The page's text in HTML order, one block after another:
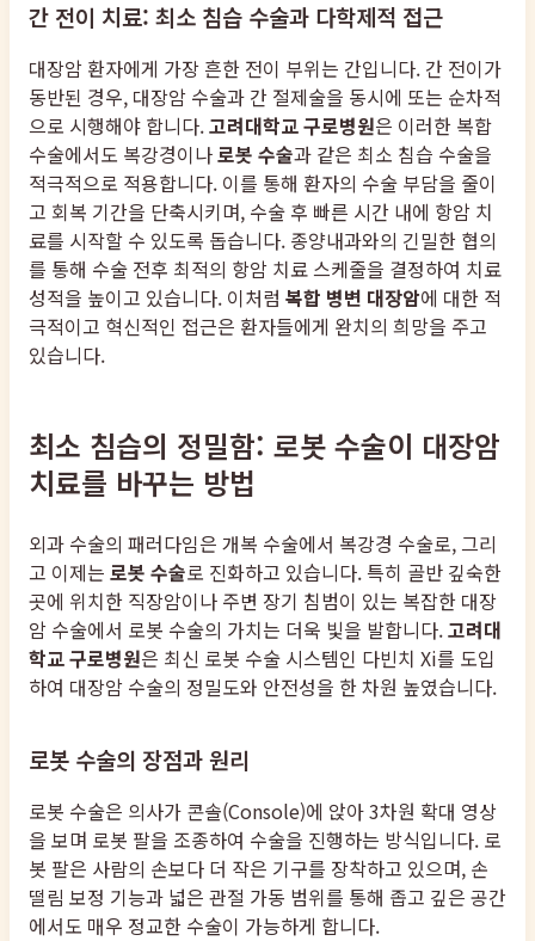
간 전이 치료: 최소 침습 수술과 다학제적 접근
대장암 환자에게 가장 흔한 전이 부위는 간입니다. 간 전이가
동반된 경우, 대장암 수술과 간 절제술을 동시에 또는 순차적
으로 시행해야 합니다.고려대학교 구로병원은 이러한 복합
수술에서도 복강경이나로봇 수술과 같은 최소 침습 수술을
적극적으로 적용합니다. 이를 통해 환자의 수술 부담을 줄이
고 회복 기간을 단축시키며, 수술 후 빠른 시간 내에 항암 치
료를 시작할 수 있도록 돕습니다. 종양내과와의 긴밀한 협의
를 통해 수술 전후 최적의 항암 치료 스케줄을 결정하여 치료
성적을 높이고 있습니다. 이처럼 복합 병변 대장암에 대한 적
극적이고 혁신적인 접근은 환자들에게 완치의 희망을 주고
있습니다.
최소 침습의 정밀함: 로봇 수술이 대장암
치료를 바꾸는 방법
외과 수술의 패러다임은 개복 수술에서 복강경 수술로, 그리
고 이제는 로봇 수술로 진화하고 있습니다. 특히 골반 깊숙한
곳에 위치한 직장암이나 주변 장기 침범이 있는 복잡한 대장
암 수술에서 로봇 수술의 가치는 더욱 빛을 발합니다.고려대
학교 구로병원은 최신 로봇 수술 시스템인 다빈치 Xi를 도입
하여 대장암 수술의 정밀도와 안전성을 한 차원 높였습니다.
로봇 수술의 장점과 원리
로봇 수술은 의사가 콘솔(Console)에 앉아 3차원 확대 영상
을 보며 로봇 팔을 조종하여 수술을 진행하는 방식입니다. 로
봇 팔은 사람의 손보다 더 작은 기구를 장착하고 있으며, 손
떨림 보정 기능과 넓은 관절 가동 범위를 통해 좁고 깊은 공간
에서도 매우 정교한 수술이 가능하게 합니다.